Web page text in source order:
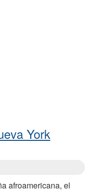
York
afroamericana, el